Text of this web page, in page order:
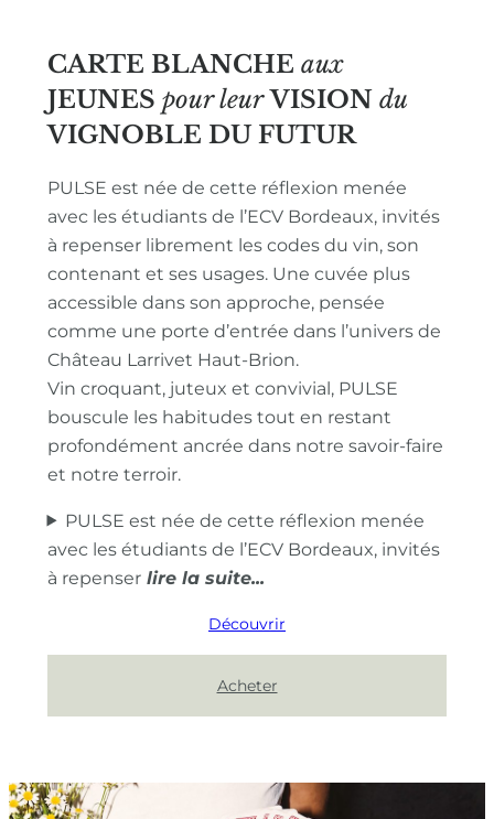
CARTE BLANCHE aux
JEUNES pour leur VISION du
VIGNOBLE DU FUTUR
PULSE est née de cette réflexion menée
avec les étudiants de l’ECV Bordeaux, invités
à repenser librement les codes du vin, son
contenant et ses usages. Une cuvée plus
accessible dans son approche, pensée
comme une porte d’entrée dans l’univers de
Château Larrivet Haut-Brion.
Vin croquant, juteux et convivial, PULSE
bouscule les habitudes tout en restant
profondément ancrée dans notre savoir-faire
et notre terroir.
PULSE est née de cette réflexion menée
avec les étudiants de l’ECV Bordeaux, invités
à repenser
Découvrir
Acheter